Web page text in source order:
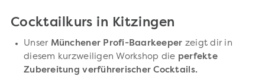
Cocktailkurs in Kitzingen
Unser Münchener Profi-Baarkeeper zeigt dir in
diesem kurzweiligen Workshop die perfekte
Zubereitung verführerischer Cocktails.